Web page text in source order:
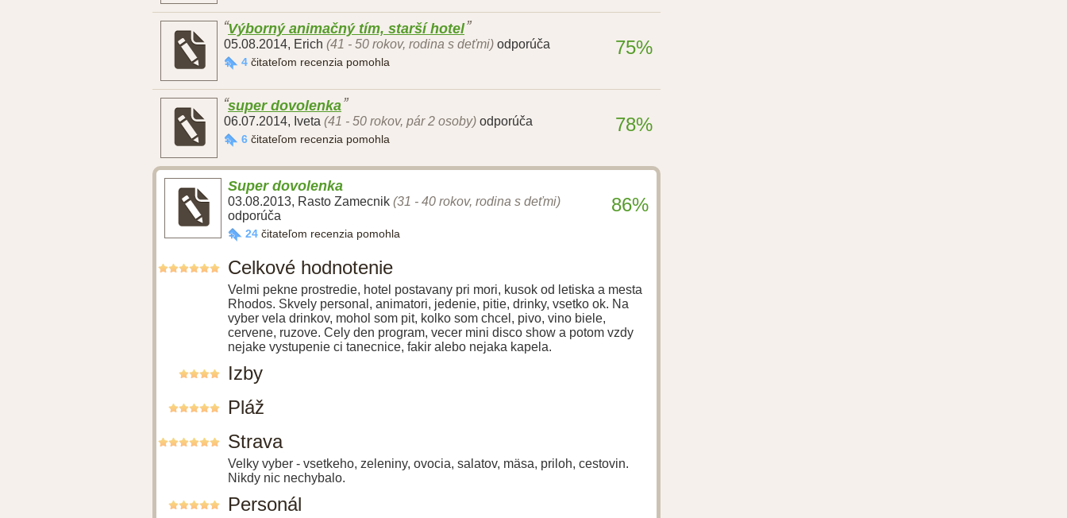
Výborný animačný tím, starší hotel
05.08.2014, Erich (41 - 50 rokov, rodina s deťmi) odporúča
4 čitateľom recenzia pomohla
75%
super dovolenka
06.07.2014, Iveta (41 - 50 rokov, pár 2 osoby) odporúča
6 čitateľom recenzia pomohla
78%
Super dovolenka
03.08.2013, Rasto Zamecnik (31 - 40 rokov, rodina s deťmi)
odporúča
24 čitateľom recenzia pomohla
86%
Celkové hodnotenie
Velmi pekne prostredie, hotel postavany pri mori, kusok od letiska a mesta
Rhodos. Skvely personal, animatori, jedenie, pitie, drinky, vsetko ok. Na
vyber vela drinkov, mohol som pit, kolko som chcel, pivo, vino biele,
cervene, ruzove. Cely den program, vecer mini disco show a potom vzdy
nejake vystupenie ci tanecnice, fakir alebo nejaka kapela.
Izby
Pláž
Strava
Velky vyber - vsetkeho, zeleniny, ovocia, salatov, mäsa, priloh, cestovin.
Nikdy nic nechybalo.
Personál